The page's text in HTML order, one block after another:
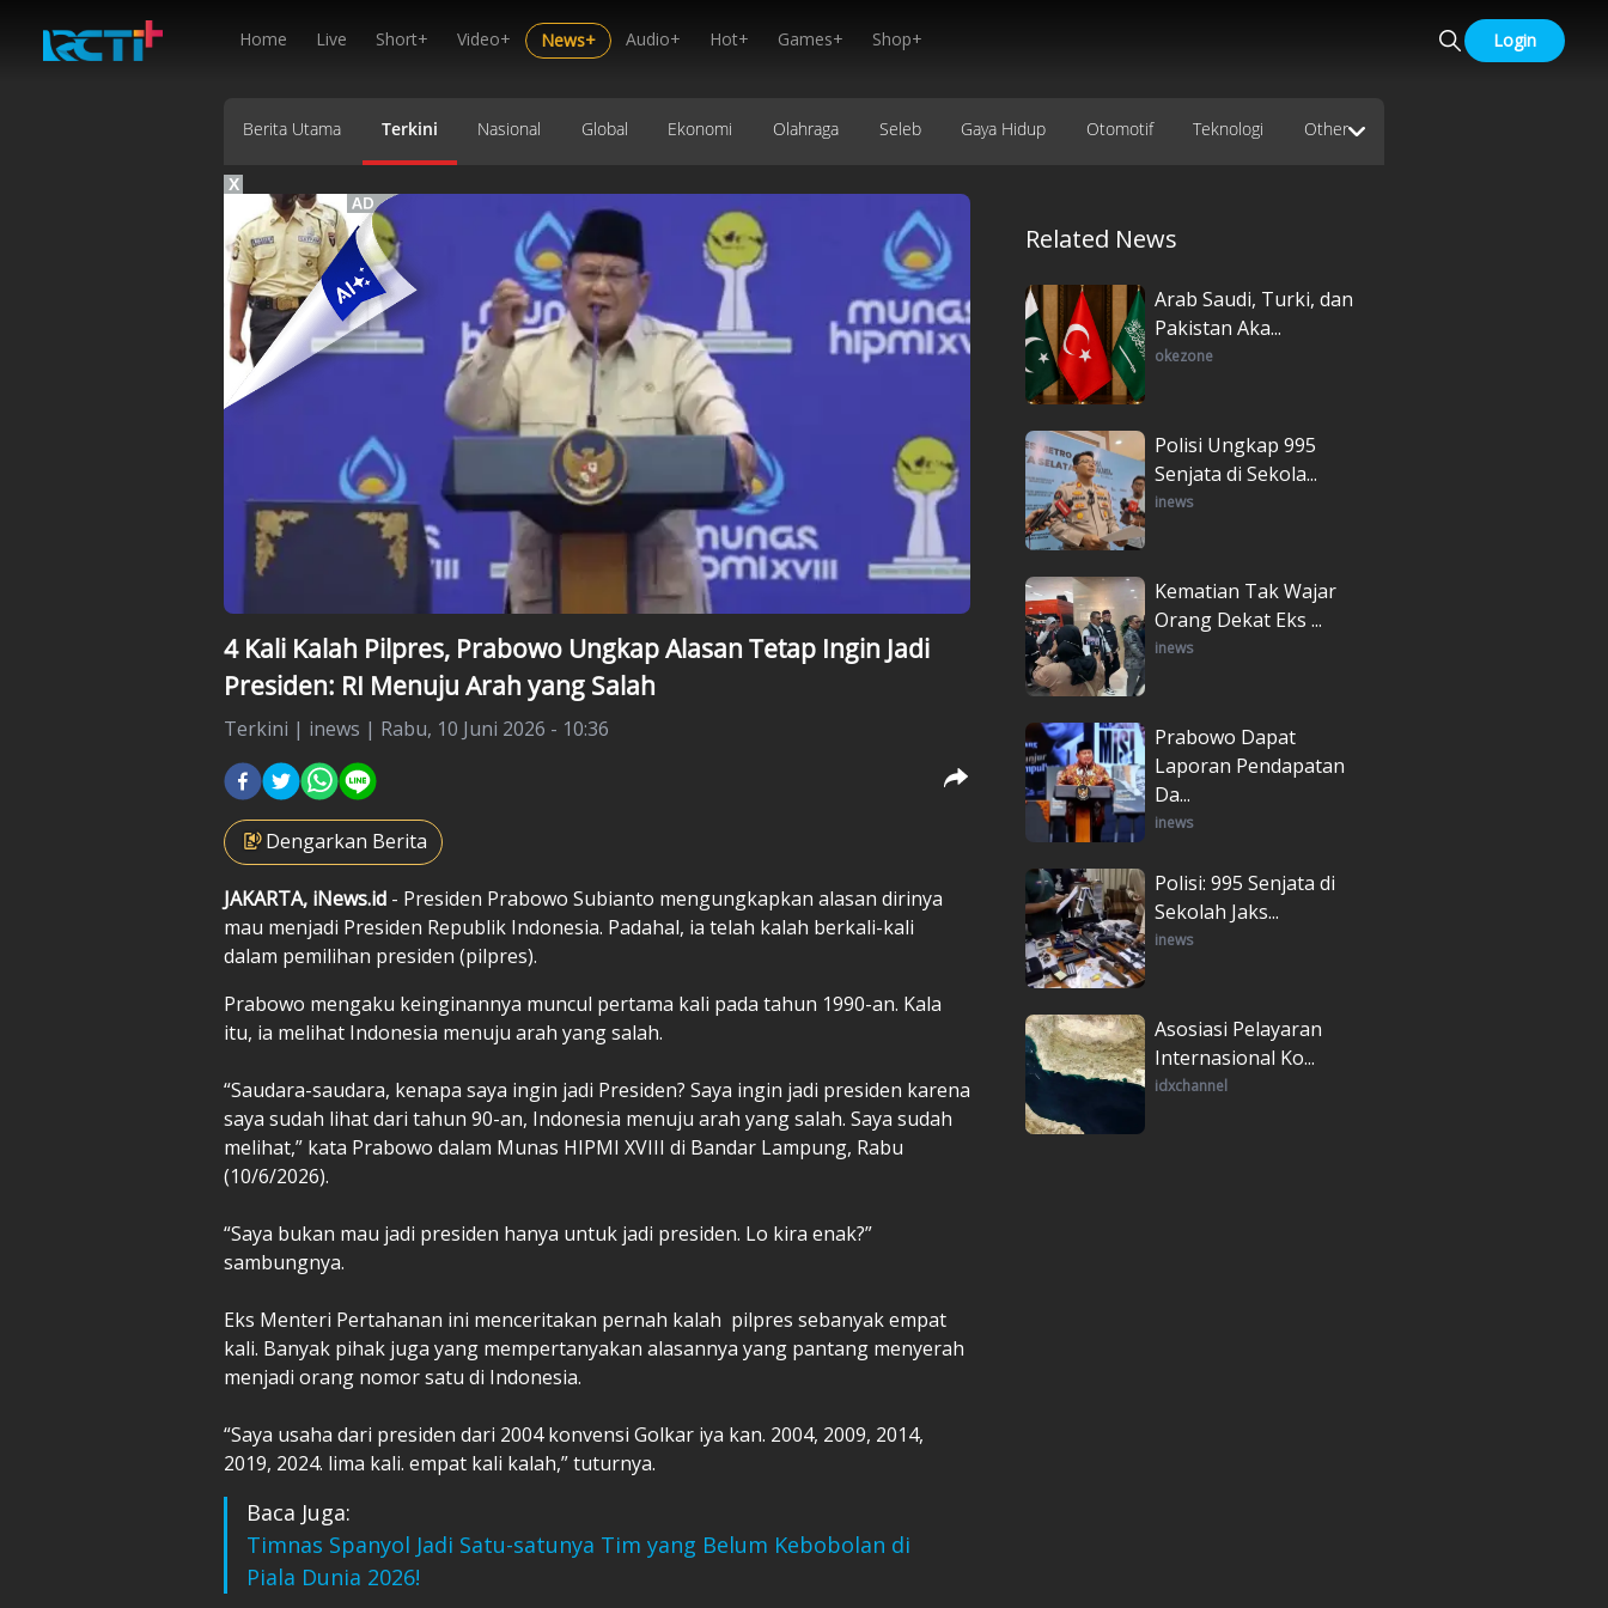
Home Live Short+ Video+ News+ Audio+ Hot+ Games+ Shop+ Login
Berita Utama Terkini Nasional Global Ekonomi Olahraga Seleb Gaya Hidup Otomotif Teknologi Other
4 Kali Kalah Pilpres, Prabowo Ungkap Alasan Tetap Ingin Jadi
Presiden: RI Menuju Arah yang Salah
Terkini | inews | Rabu, 10 Juni 2026 - 10:36
Dengarkan Berita
JAKARTA, iNews.id - Presiden Prabowo Subianto mengungkapkan alasan dirinya
mau menjadi Presiden Republik Indonesia. Padahal, ia telah kalah berkali-kali
dalam pemilihan presiden (pilpres).
Prabowo mengaku keinginannya muncul pertama kali pada tahun 1990-an. Kala
itu, ia melihat Indonesia menuju arah yang salah.
“Saudara-saudara, kenapa saya ingin jadi Presiden? Saya ingin jadi presiden karena
saya sudah lihat dari tahun 90-an, Indonesia menuju arah yang salah. Saya sudah
melihat,” kata Prabowo dalam Munas HIPMI XVIII di Bandar Lampung, Rabu
(10/6/2026).
“Saya bukan mau jadi presiden hanya untuk jadi presiden. Lo kira enak?”
sambungnya.
Eks Menteri Pertahanan ini menceritakan pernah kalah pilpres sebanyak empat
kali. Banyak pihak juga yang mempertanyakan alasannya yang pantang menyerah
menjadi orang nomor satu di Indonesia.
“Saya usaha dari presiden dari 2004 konvensi Golkar iya kan. 2004, 2009, 2014,
2019, 2024. lima kali. empat kali kalah,” tuturnya.
Baca Juga:
Timnas Spanyol Jadi Satu-satunya Tim yang Belum Kebobolan di
Piala Dunia 2026!
Related News
Arab Saudi, Turki, dan
Pakistan Aka...
okezone
Polisi Ungkap 995
Senjata di Sekola...
inews
Kematian Tak Wajar
Orang Dekat Eks ...
inews
Prabowo Dapat
Laporan Pendapatan
Da...
inews
Polisi: 995 Senjata di
Sekolah Jaks...
inews
Asosiasi Pelayaran
Internasional Ko...
idxchannel
X